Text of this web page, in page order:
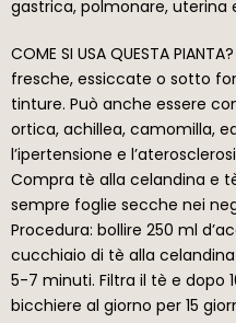
gastrica, polmonare, uterina
COME SI USA QUESTA
fresche, essiccate o sotto
tinture. Può anche essere
ortica, achillea, camomilla,
l’ipertensione e
Compra tè alla celandina e
sempre foglie secche nei
Procedura: bollire 250 ml
cucchiaio di tè alla
5-7 minuti. Filtra il tè e dopo
bicchiere al giorno per 15